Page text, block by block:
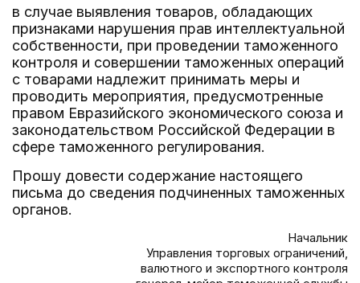
в случае выявления товаров, обладающих
признаками нарушения прав интеллектуальной
собственности, при проведении таможенного
контроля и совершении таможенных операций
с товарами надлежит принимать меры и
проводить мероприятия, предусмотренные
правом Евразийского экономического союза и
законодательством Российской Федерации в
сфере таможенного регулирования.
Прошу довести содержание настоящего
письма до сведения подчиненных таможенных
органов.
Начальник
Управления торговых ограничений,
валютного и экспортного контроля